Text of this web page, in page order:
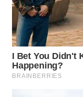
NET
WAHANA
SPORT
WAHANA
UMKM